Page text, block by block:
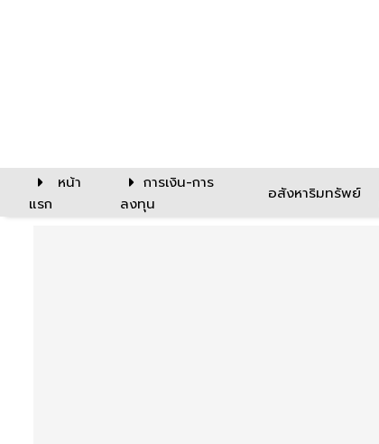
หน้า
แรก
การเงิน-การ
ลงทุน
อสังหาริมทรัพย์